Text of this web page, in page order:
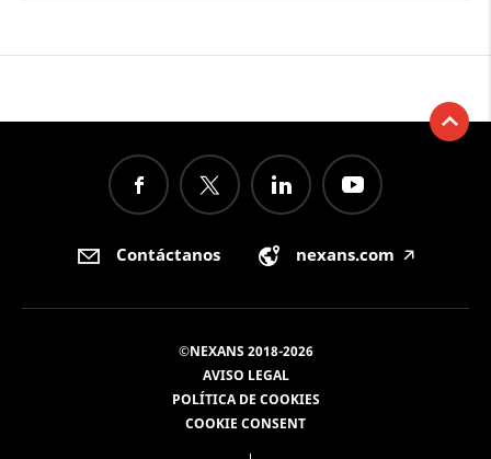
Contáctanos nexans.com 🡥
©NEXANS 2018-2026
AVISO LEGAL
POLÍTICA DE COOKIES
COOKIE CONSENT